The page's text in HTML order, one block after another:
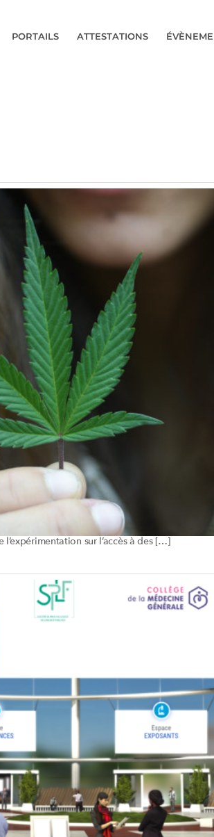
PORTAILS ATTESTATIONS
sur l’accès à des […]